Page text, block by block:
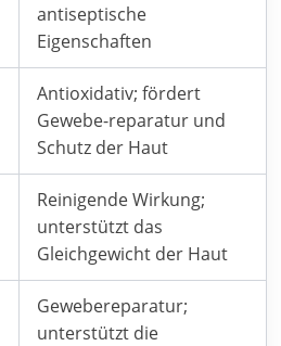
antiseptische
Eigenschaften
Antioxidativ; fördert
Gewebe-reparatur und
Schutz der Haut
Reinigende Wirkung;
unterstützt das
Gleichgewicht der Haut
Gewebereparatur;
unterstützt die